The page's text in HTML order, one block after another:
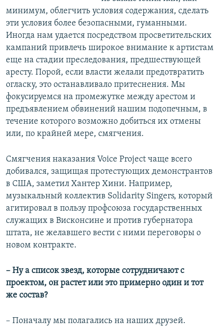
минимум, облегчить условия содержания, сделать
эти условия более безопасными, гуманными.
Иногда нам удается посредством просветительских
кампаний привлечь широкое внимание к артистам
еще на стадии преследования, предшествующей
аресту. Порой, если власти желали предотвратить
огласку, это останавливало притеснения. Мы
фокусируемся на промежутке между арестом и
предъявлением обвинений нашим подопечным, в
течение которого возможно добиться их отмены
или, по крайней мере, смягчения.
Смягчения наказания Voice Project чаще всего
добивался, защищая протестующих демонстрантов
в США, заметил Хантер Хини. Например,
музыкальный коллектив Solidarity Singers, который
агитировал в пользу профсоюза государственных
служащих в Висконсине и против губернатора
штата, не желавшего вести с ними переговоры о
новом контракте.
– Ну а список звезд, которые сотрудничают с
проектом, он растет или это примерно один и тот
же состав?
– Поначалу мы полагались на наших друзей.